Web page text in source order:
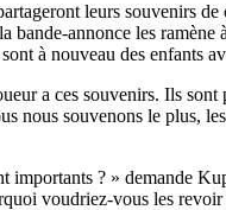
leurs souvenirs de
annonce les ramène
à nouveau des enfants
a ces souvenirs. Ils
nous souvenons le plus,
importants ? » demande
voudriez-vous les